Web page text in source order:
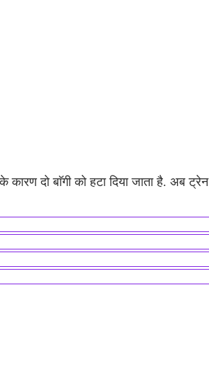
दो बाॅगी को हटा दिया जाता है. अब ट्रेन